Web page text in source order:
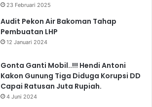
23 Februari 2025
Audit Pekon Air Bakoman Tahap
Pembuatan LHP
12 Januari 2024
Gonta Ganti Mobil..!!! Hendi Antoni
Kakon Gunung Tiga Diduga Korupsi DD
Capai Ratusan Juta Rupiah.
4 Juni 2024